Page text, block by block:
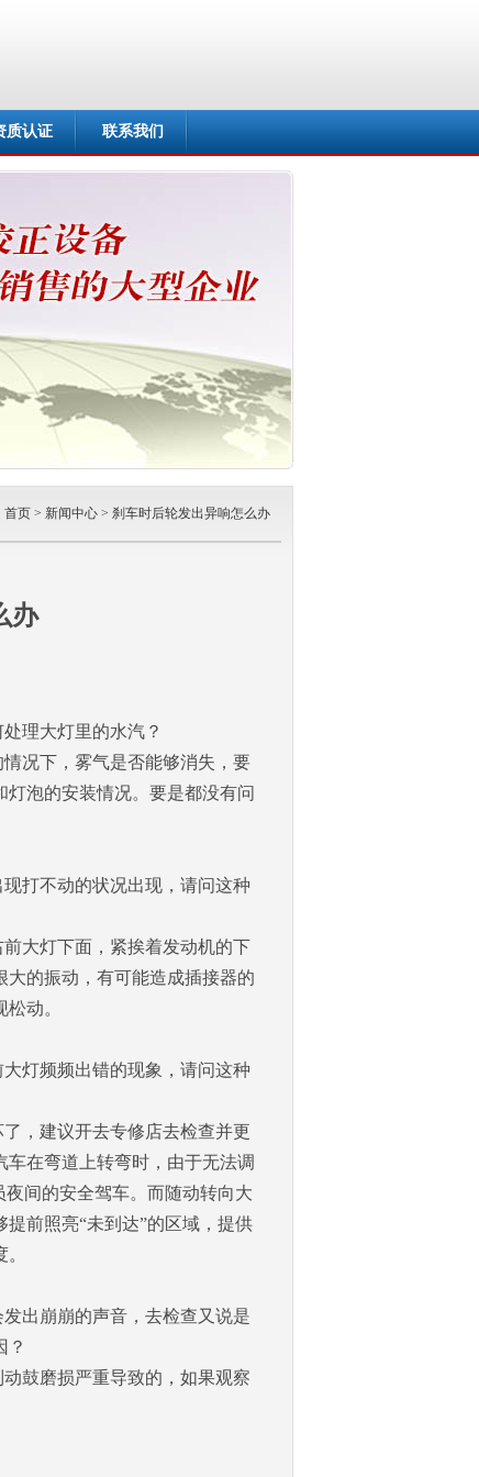
质认证 联系我们
首页> 新闻中心> 刹车时后轮发出异响怎么办
办
理大灯里的水汽？
况下，雾气是否能够消失，要
泡的安装情况。要是都没有问
打不动的状况出现，请问这种
大灯下面，紧挨着发动机的下
的振动，有可能造成插接器的
动。
灯频频出错的现象，请问这种
，建议开去专修店去检查并更
在弯道上转弯时，由于无法调
间的安全驾车。而随动转向大
提前照亮“未到达”的区域，提供
出崩崩的声音，去检查又说是
？
鼓磨损严重导致的，如果观察